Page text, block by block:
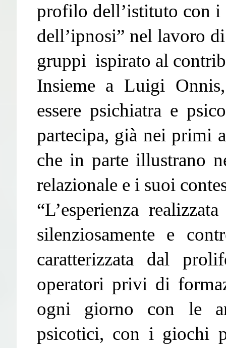
profilo dell’istituto con i
dell’ipnosi” nel lavoro
gruppi ispirato al
Insieme a Luigi
essere psichiatra e
partecipa, già nei primi
che in parte illustrano
relazionale e i suoi
“L’esperienza
silenziosamente e
caratterizzata dal
operatori privi di
ogni giorno con le
psicotici, con i giochi